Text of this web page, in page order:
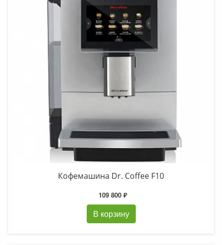
Кофемашина Dr. Coffee F10
109 800 ₽
В корзину